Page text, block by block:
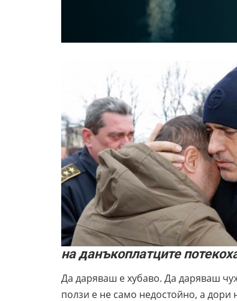
на данъкоплатците
Да даряваш е хубаво. Да даряваш
ползи е не само недостойно, а дори